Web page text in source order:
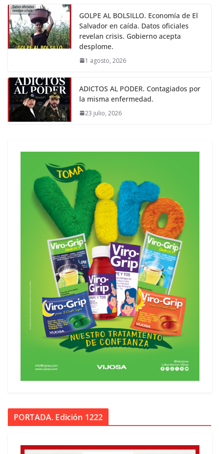
GOLPE AL BOLSILLO. Economía de El
Salvador en caída. Datos oficiales
revelan crisis. Gobierno acepta
desplome.
1 agosto, 2026
ADICTOS AL PODER. Contagiados por
la misma enfermedad.
23 julio, 2026
PORTADA. Edición 1222